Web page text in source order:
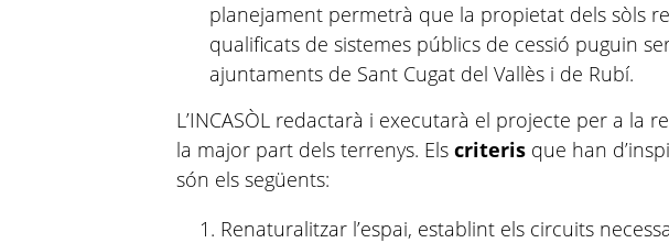
planejament permetrà que la propietat dels sòls
qualificats de sistemes públics de cessió puguin
ajuntaments de Sant Cugat del Vallès i de Rubí.
L’INCASÒL redactarà i executarà el projecte per a la
la major part dels terrenys. Els criteris que han
són els següents:
Renaturalitzar l’espai, establint els circuits